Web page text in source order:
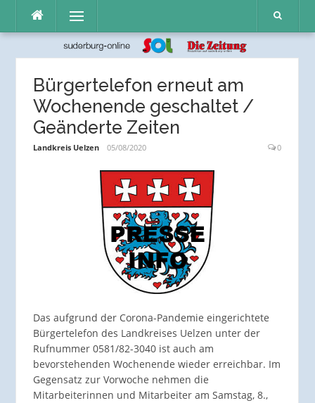
Inhalt
Menü
Bürgertelefon erneut am
Wochenende geschaltet /
Geänderte Zeiten
Landkreis Uelzen 05/08/2020 0
Das aufgrund der Corona-Pandemie eingerichtete
Bürgertelefon des Landkreises Uelzen unter der
Rufnummer 0581/82-3040 ist auch am
bevorstehenden Wochenende wieder erreichbar. Im
Gegensatz zur Vorwoche nehmen die
Mitarbeiterinnen und Mitarbeiter am Samstag, 8.,